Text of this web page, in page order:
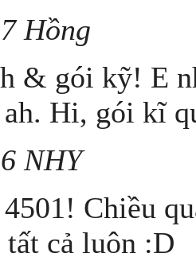
Hồng
& gói kỹ! E
ah. Hi, gói kĩ
NHY
Chiều
cả luôn :D